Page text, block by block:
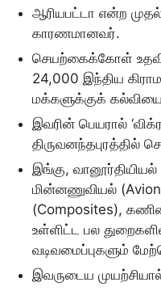
ஆரியபட்டா என்ற
காரணமானவர்.
செயற்கைக்கோள்
24,000 இந்திய
மக்களுக்குக்
இவரின் பெயரால்
திருவனந்தபுரத்தில்
இங்கு,
மின்னணுவியல்
(Composites),
உள்ளிட்ட பல
வடிவமைப்புகளும்
இவருடைய